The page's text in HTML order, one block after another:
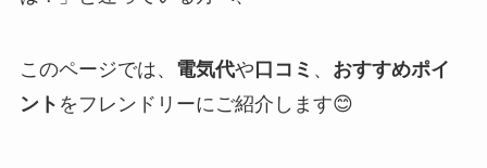
このページでは、 電気代や口コミ 、 おすすめポイ
ント をフレンドリーにご紹介します😊